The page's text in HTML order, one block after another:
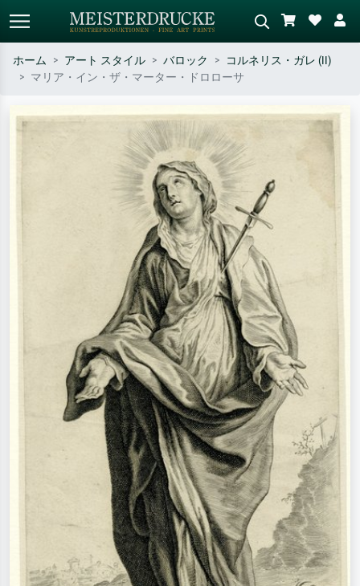
作家名・作品名・スタイルで検索
– 例：モネ、星月夜、印象派、北
斎の波、ヌード。
シーンを説明してください – 例：
緑の草原、赤の多い抽象画、暗い
油絵、木のそばの立ち姿のヌー
ホーム アート スタイル バロック
コルネリス・ガレ (II)
マリア・イン・ザ・マーター・ドロローサ